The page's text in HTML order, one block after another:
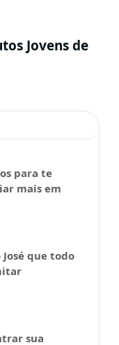
Jovens de
para te
mais em
que todo
sua